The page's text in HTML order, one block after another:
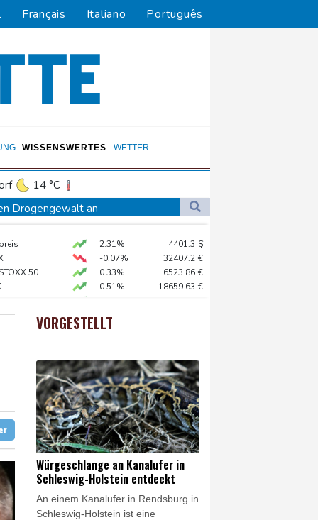
Français Italiano Português
WISSENSWERTES WETTER
14 °C
Dortmund
12 °C
23 °C
Drogengewalt an
Sachsen-Anhalt
2.31% 4401.3 $
-0.07% 32407.2 €
50
0.33% 6523.86 €
0.51% 18659.63 €
0.68%
0.32%
VORGESTELLT
Würgeschlange an Kanalufer in
Schleswig-Holstein entdeckt
An einem Kanalufer in Rendsburg in
Schleswig-Holstein ist eine